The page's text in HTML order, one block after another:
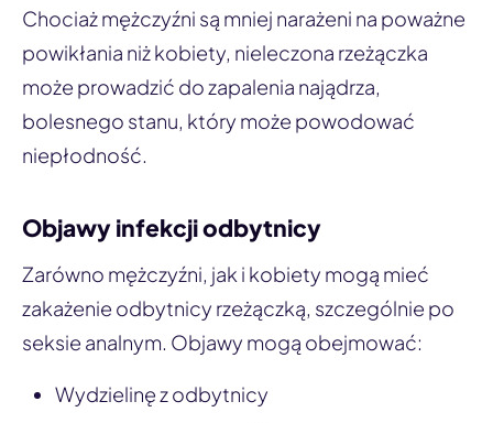
Chociaż mężczyźni są mniej narażeni na poważne
powikłania niż kobiety, nieleczona rzeżączka
może prowadzić do zapalenia najądrza,
bolesnego stanu, który może powodować
niepłodność.
Objawy infekcji odbytnicy
Zarówno mężczyźni, jak i kobiety mogą mieć
zakażenie odbytnicy rzeżączką, szczególnie po
seksie analnym. Objawy mogą obejmować:
Wydzielinę z odbytnicy